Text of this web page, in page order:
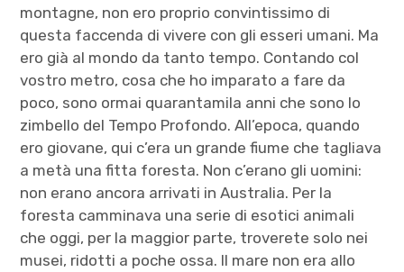
montagne, non ero proprio convintissimo di
questa faccenda di vivere con gli esseri umani. Ma
ero già al mondo da tanto tempo. Contando col
vostro metro, cosa che ho imparato a fare da
poco, sono ormai quarantamila anni che sono lo
zimbello del Tempo Profondo. All’epoca, quando
ero giovane, qui c’era un grande fiume che tagliava
a metà una fitta foresta. Non c’erano gli uomini:
non erano ancora arrivati in Australia. Per la
foresta camminava una serie di esotici animali
che oggi, per la maggior parte, troverete solo nei
musei, ridotti a poche ossa. Il mare non era allo